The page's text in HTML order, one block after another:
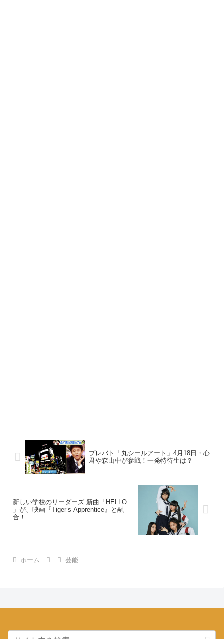
プレバト「丸シールアート」4月18日・心
君や森山中が参戦！一発特待生は？
新しい学校のリーダーズ 新曲「HELLO
」が、映画『Tiger’s Apprentice』と融
合！
ホーム 芸能